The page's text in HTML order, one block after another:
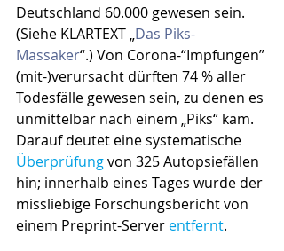
Deutschland 60.000 gewesen sein.
(Siehe KLARTEXT „Das Piks-
Massaker“.) Von Corona-“Impfungen”
(mit-)verursacht dürften 74 % aller
Todesfälle gewesen sein, zu denen es
unmittelbar nach einem „Piks“ kam.
Darauf deutet eine systematische
Überprüfung von 325 Autopsiefällen
hin; innerhalb eines Tages wurde der
missliebige Forschungsbericht von
einem Preprint-Server entfernt.